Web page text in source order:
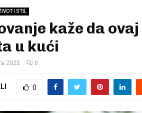
I STIL
kaže da
u kući
2025. 0
0